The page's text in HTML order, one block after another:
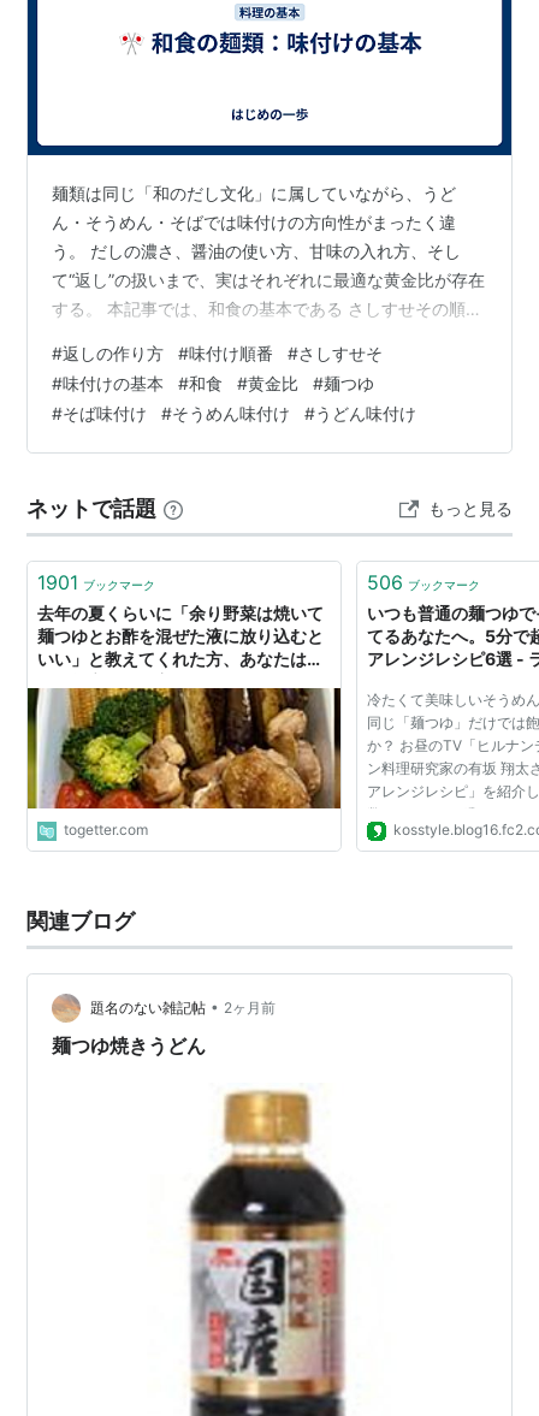
麺類は同じ「和のだし文化」に属していながら、うど
ん・そうめん・そばでは味付けの方向性がまったく違
う。 だしの濃さ、醤油の使い方、甘味の入れ方、そし
て“返し”の扱いまで、実はそれぞれに最適な黄金比が存在
する。 本記事では、和食の基本である さしすせその順番
きる「プロの味付け」を科学的に整理して解説する。 今
日から、あなたの麺つゆが一段階アップする。 🍜 1. うど
んの味付け キーワード：やさしい・淡い・だし主役 ● 基
本のつゆ だし：醤油：みりん＝ 10：1：1 塩：少々（香
が主役 醤…
#返しの作り方 #味付け順番 #さしすせそ
#味付けの基本 #和食 #黄金比 #麺つゆ
#そば味付け #そうめん味付け #うどん味付け
ネットで話題 もっと見る
1901 ブックマーク
去年の夏くらいに「余り野菜は焼いて
麺つゆとお酢を混ぜた液に放り込むと
いい」と教えてくれた方、あなたは暑
togetter.com
506 ブックマーク
いつも普通の麺つゆ
てるあなたへ。5分で
アレンジレシピ6選 -
冷たくて美味しいそうめ
同じ「麺つゆ」だけでは
か？ お昼のTV「ヒルナ
ン料理研究家の有坂 翔太
アレンジレシピ」を紹介
数、なんと６種類！しか
んです！ 野菜めんつゆ豆
関連ブログ
題名のない雑記帖 • 2ヶ月前
麺つゆ焼きうどん